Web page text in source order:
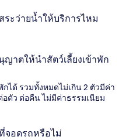
ระว่ายน้ำให้บริการไหม
ญาตให้นำสัตว์เลี้ยงเข้าพัก
ได้ รวมทั้งหมดไม่เกิน 2 ตัวมีค่า
ตัว ต่อคืน ไม่มีค่าธรรมเนียม
จอดรถหรือไม่